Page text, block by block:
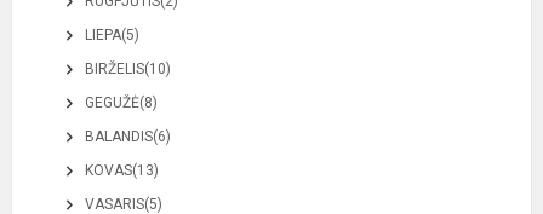
LIEPA(5)
BIRŽELIS(10)
GEGUŽĖ(8)
BALANDIS(6)
KOVAS(13)
VASARIS(5)